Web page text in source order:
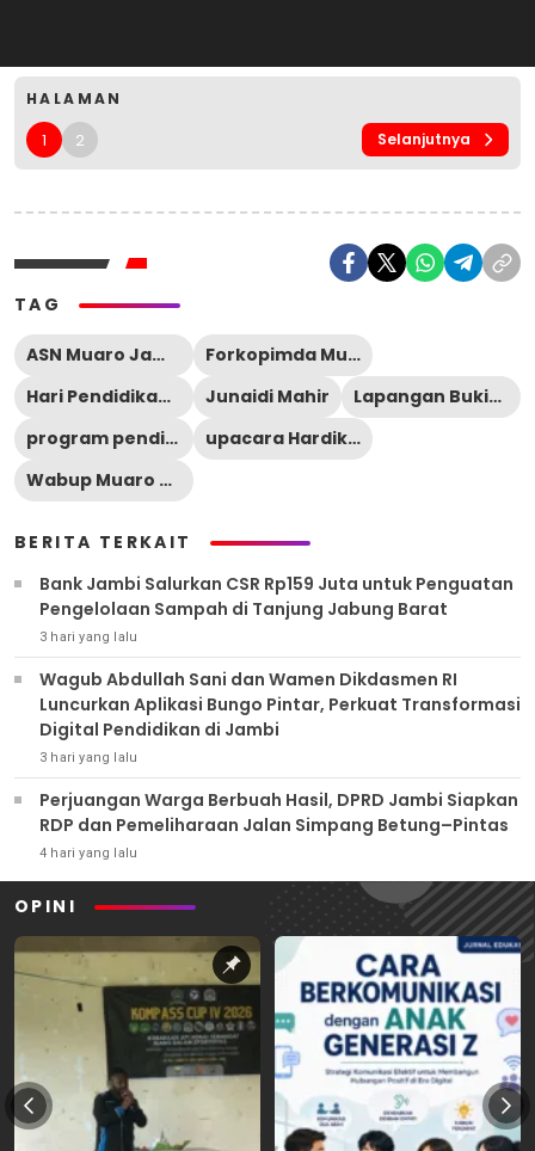
HALAMAN
1 2 Selanjutnya
TAG
ASN Muaro Jambi
Forkopimda Muaro Jambi
Hari Pendidikan Nasional
Junaidi Mahir
Lapangan Bukit Cinto Kenang
program pendidikan Indonesia
upacara Hardiknas
Wabup Muaro Jambi
BERITA TERKAIT
Bank Jambi Salurkan CSR Rp159 Juta untuk Penguatan
Pengelolaan Sampah di Tanjung Jabung Barat
3 hari yang lalu
Wagub Abdullah Sani dan Wamen Dikdasmen RI
Luncurkan Aplikasi Bungo Pintar, Perkuat Transformasi
Digital Pendidikan di Jambi
3 hari yang lalu
Perjuangan Warga Berbuah Hasil, DPRD Jambi Siapkan
RDP dan Pemeliharaan Jalan Simpang Betung–Pintas
4 hari yang lalu
OPINI